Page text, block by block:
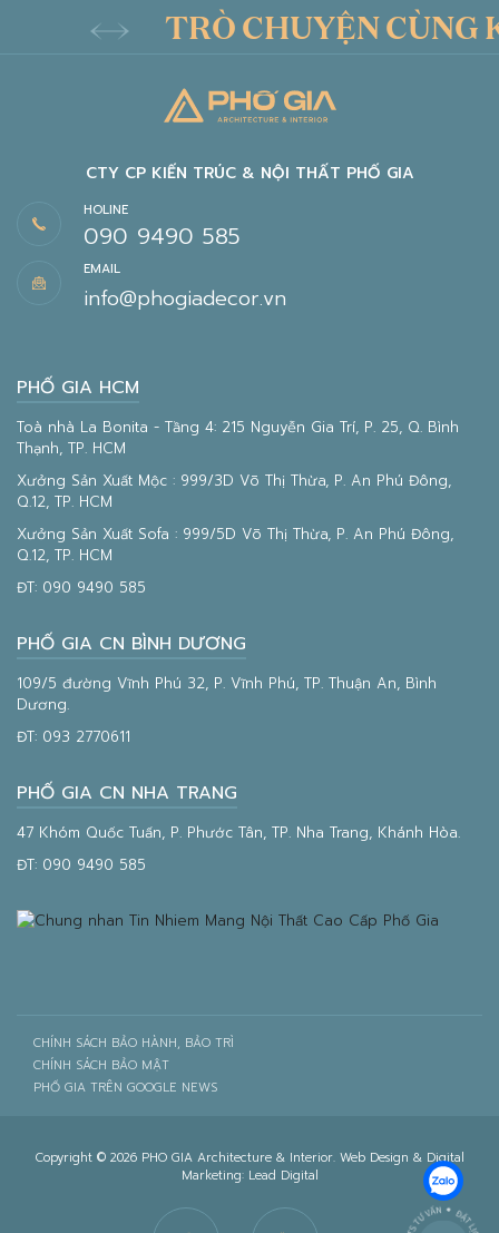
TRÒ CHUYỆN CÙNG KIẾN
HOLINE
090 9490 585
CTY CP KIẾN TRÚC & NỘI THẤT PHỐ GIA
EMAIL
info@phogiadecor.vn
PHỐ GIA HCM
Toà nhà La Bonita - Tầng 4: 215 Nguyễn Gia Trí, P. 25, Q. Bình
Thạnh, TP. HCM
Xưởng Sản Xuất Mộc : 999/3D Võ Thị Thừa, P. An Phú Đông,
Q.12, TP. HCM
Xưởng Sản Xuất Sofa : 999/5D Võ Thị Thừa, P. An Phú Đông,
Q.12, TP. HCM
ĐT: 090 9490 585
PHỐ GIA CN BÌNH DƯƠNG
109/5 đường Vĩnh Phú 32, P. Vĩnh Phú, TP. Thuận An, Bình
Dương.
ĐT: 093 2770611
PHỐ GIA CN NHA TRANG
47 Khóm Quốc Tuấn, P. Phước Tân, TP. Nha Trang, Khánh Hòa.
ĐT: 090 9490 585
CHÍNH SÁCH BẢO HÀNH, BẢO TRÌ
CHÍNH SÁCH BẢO MẬT
PHỐ GIA TRÊN GOOGLE NEWS
Copyright © 2026 PHO GIA Architecture & Interior. Web Design & Digital
Marketing: Lead Digital